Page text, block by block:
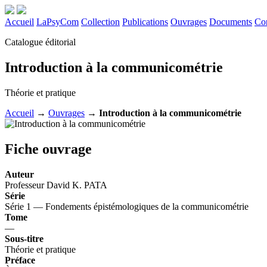
Accueil LaPsyCom Collection Publications Ouvrages Documents
Catalogue éditorial
Introduction à la communicométrie
Théorie et pratique
Accueil → Ouvrages → Introduction à la communicométrie
Fiche ouvrage
Auteur
Professeur David K. PATA
Série
Série 1 — Fondements épistémologiques de la communicométrie
Tome
—
Sous-titre
Théorie et pratique
Préface